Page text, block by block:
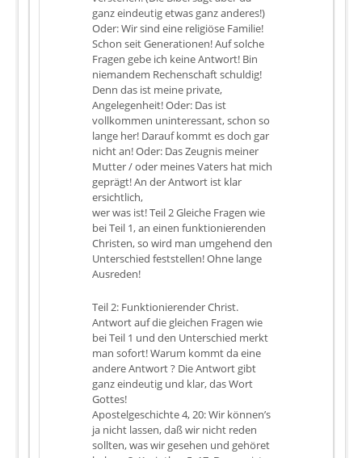
ganz eindeutig etwas ganz anderes!)
Oder: Wir sind eine religiöse Familie!
Schon seit Generationen! Auf solche
Fragen gebe ich keine Antwort! Bin
niemandem Rechenschaft schuldig!
Denn das ist meine private,
Angelegenheit! Oder: Das ist
vollkommen uninteressant, schon so
lange her! Darauf kommt es doch gar
nicht an! Oder: Das Zeugnis meiner
Mutter / oder meines Vaters hat mich
geprägt! An der Antwort ist klar
ersichtlich,
wer was ist! Teil 2 Gleiche Fragen wie
bei Teil 1, an einen funktionierenden
Christen, so wird man umgehend den
Unterschied feststellen! Ohne lange
Ausreden!
Teil 2: Funktionierender Christ.
Antwort auf die gleichen Fragen wie
bei Teil 1 und den Unterschied merkt
man sofort! Warum kommt da eine
andere Antwort ? Die Antwort gibt
ganz eindeutig und klar, das Wort
Gottes!
Apostelgeschichte 4, 20: Wir können’s
ja nicht lassen, daß wir nicht reden
sollten, was wir gesehen und gehöret